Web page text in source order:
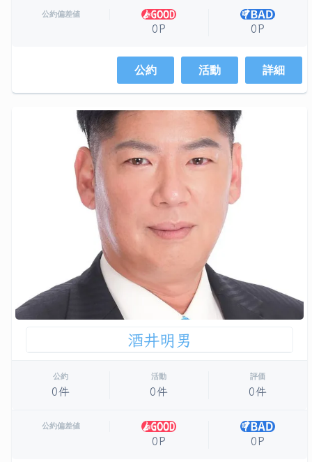
公約偏差値
0P 0P
公約 活動 詳細
酒井明男
公約
0件
活動
0件
評価
0件
公約偏差値
0P 0P